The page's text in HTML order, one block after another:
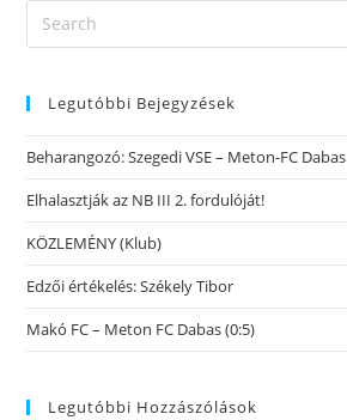
Legutóbbi Bejegyzések
Beharangozó: Szegedi VSE – Meton-FC Dabas
Elhalasztják az NB III 2. fordulóját!
KÖZLEMÉNY (Klub)
Edzői értékelés: Székely Tibor
Makó FC – Meton FC Dabas (0:5)
Legutóbbi Hozzászólások